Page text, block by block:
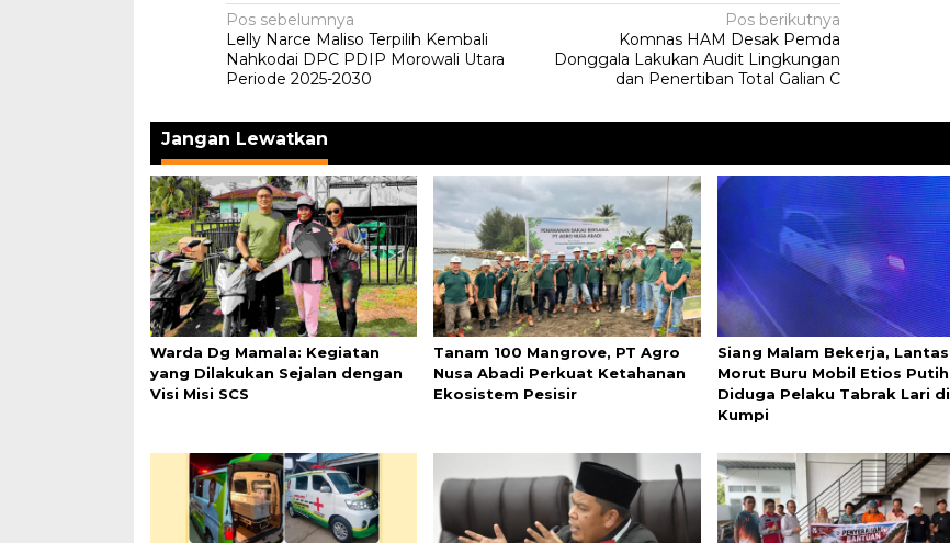
Navigasi
pos
Pos sebelumnya
Lelly Narce Maliso Terpilih Kembali
Nahkodai DPC PDIP Morowali Utara
Periode 2025-2030
Pos berikutnya
Komnas HAM Desak Pemda
Donggala Lakukan Audit Lingkungan
dan Penertiban Total Galian C
Jangan Lewatkan
Warda Dg Mamala: Kegiatan
yang Dilakukan Sejalan dengan
Visi Misi SCS
Tanam 100 Mangrove, PT Agro
Nusa Abadi Perkuat Ketahanan
Ekosistem Pesisir
Siang Malam Bekerja, Lantas
Morut Buru Mobil Etios Putih
Diduga Pelaku Tabrak Lari di
Kumpi